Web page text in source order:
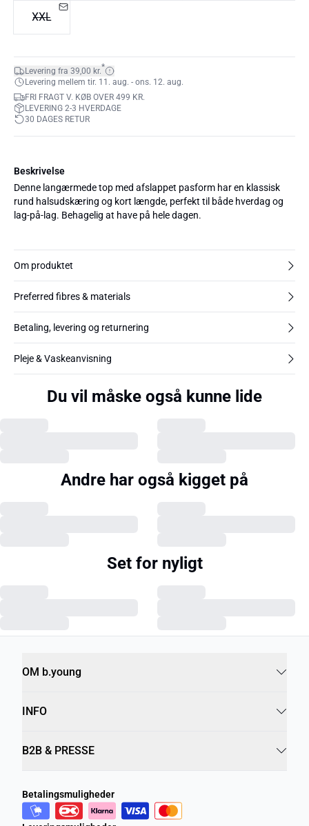
XXL
Levering fra 39,00 kr.*
Levering mellem tir. 11. aug. - ons. 12. aug.
FRI FRAGT V. KØB OVER 499 KR.
LEVERING 2-3 HVERDAGE
30 DAGES RETUR
Beskrivelse
Denne langærmede top med afslappet pasform har en klassisk
rund halsudskæring og kort længde, perfekt til både hverdag og
lag-på-lag. Behagelig at have på hele dagen.
Om produktet
Preferred fibres & materials
Betaling, levering og returnering
Pleje & Vaskeanvisning
Du vil måske også kunne lide
Andre har også kigget på
Set for nyligt
OM b.young
INFO
B2B & PRESSE
Betalingsmuligheder